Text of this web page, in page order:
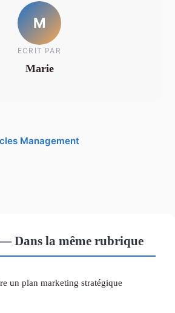
M
ECRIT PAR
Marie
Management
Dans la même rubrique
un plan marketing stratégique